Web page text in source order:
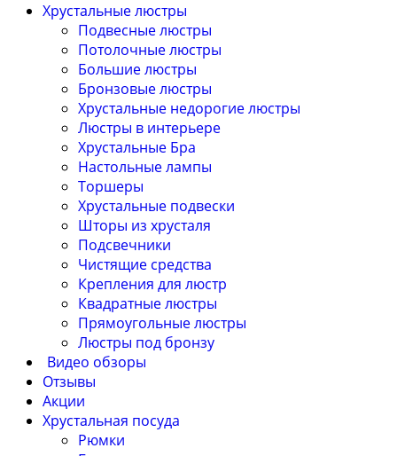
Хрустальные люстры
Подвесные люстры
Потолочные люстры
Большие люстры
Бронзовые люстры
Хрустальные недорогие люстры
Люстры в интерьере
Хрустальные Бра
Настольные лампы
Торшеры
Хрустальные подвески
Шторы из хрусталя
Подсвечники
Чистящие средства
Крепления для люстр
Квадратные люстры
Прямоугольные люстры
Люстры под бронзу
Видео обзоры
Отзывы
Акции
Хрустальная посуда
Рюмки